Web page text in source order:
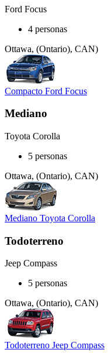
Ford Focus
4 personas
Ottawa, (Ontario), CAN)
Compacto Ford Focus
Mediano
Toyota Corolla
5 personas
Ottawa, (Ontario), CAN)
Mediano Toyota Corolla
Todoterreno
Jeep Compass
5 personas
Ottawa, (Ontario), CAN)
Todoterreno Jeep Compass